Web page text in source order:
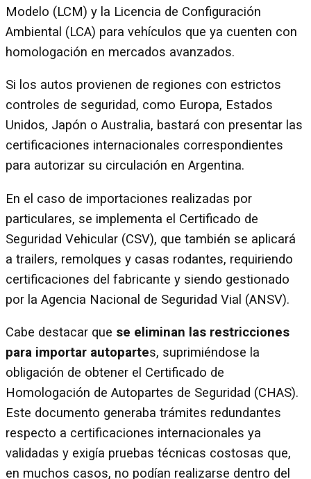
Modelo (LCM) y la Licencia de Configuración
Ambiental (LCA) para vehículos que ya cuenten con
homologación en mercados avanzados.
Si los autos provienen de regiones con estrictos
controles de seguridad, como Europa, Estados
Unidos, Japón o Australia, bastará con presentar las
certificaciones internacionales correspondientes
para autorizar su circulación en Argentina.
En el caso de importaciones realizadas por
particulares, se implementa el Certificado de
Seguridad Vehicular (CSV), que también se aplicará
a trailers, remolques y casas rodantes, requiriendo
certificaciones del fabricante y siendo gestionado
por la Agencia Nacional de Seguridad Vial (ANSV).
Cabe destacar que se eliminan las restricciones
para importar autopartes, suprimiéndose la
obligación de obtener el Certificado de
Homologación de Autopartes de Seguridad (CHAS).
Este documento generaba trámites redundantes
respecto a certificaciones internacionales ya
validadas y exigía pruebas técnicas costosas que,
en muchos casos, no podían realizarse dentro del